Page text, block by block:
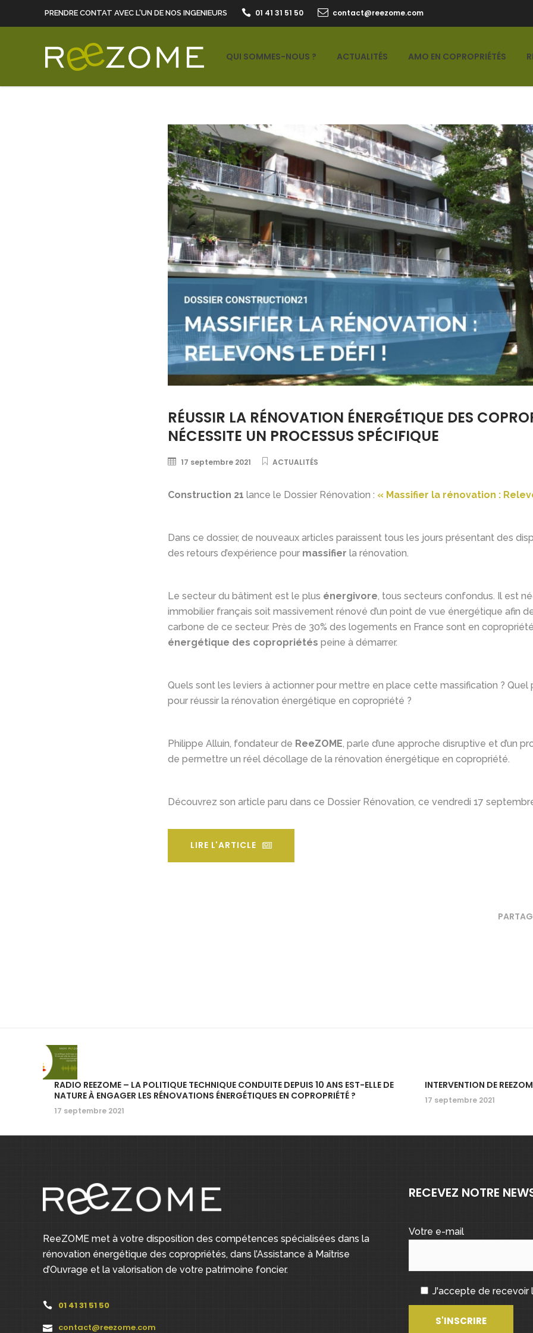
PRENDRE CONTAT AVEC L'UN DE NOS INGENIEURS 01 41 31 51 50 contact@reezome.com
QUI SOMMES-NOUS ? ACTUALITÉS AMO EN COPROPRIÉTÉS
RÉUSSIR LA RÉNOVATION ÉNERGÉTIQUE DES
NÉCESSITE UN PROCESSUS SPÉCIFIQUE
17 septembre 2021 ACTUALITÉS
Construction 21 lance le Dossier Rénovation : « Massifier la rénovation :
Dans ce dossier, de nouveaux articles paraissent tous les jours présentant des
des retours d’expérience pour massifier la rénovation.
Le secteur du bâtiment est le plus énergivore, tous secteurs confondus. Il est
immobilier français soit massivement rénové d’un point de vue énergétique afin
carbone de ce secteur. Près de 30% des logements en France sont en
énergétique des copropriétés peine à démarrer.
Quels sont les leviers à actionner pour mettre en place cette massification ? Quel
pour réussir la rénovation énergétique en copropriété ?
Philippe Alluin, fondateur de ReeZOME, parle d’une approche disruptive et d’un
de permettre un réel décollage de la rénovation énergétique en copropriété.
Découvrez son article paru dans ce Dossier Rénovation, ce vendredi 17
LIRE L'ARTICLE
RADIO REEZOME – LA POLITIQUE TECHNIQUE CONDUITE DEPUIS 10 ANS EST-ELLE DE
NATURE À ENGAGER LES RÉNOVATIONS ÉNERGÉTIQUES EN COPROPRIÉTÉ ?
17 septembre 2021
INTERVENTION DE
17 septembre 2021
ReeZOME met à votre disposition des compétences spécialisées dans la
rénovation énergétique des copropriétés, dans l’Assistance à Maîtrise
d’Ouvrage et la valorisation de votre patrimoine foncier.
01 41 31 51 50
contact@reezome.com
RECEVEZ NOTRE
Votre e-mail
J'accepte de recevoir